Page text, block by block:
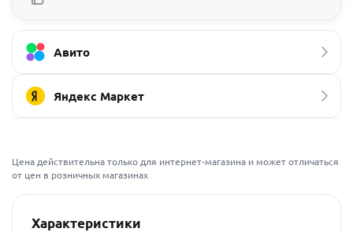
Авито
Яндекс Маркет
Цена действительна только для интернет-магазина и может отличаться
от цен в розничных магазинах
Характеристики